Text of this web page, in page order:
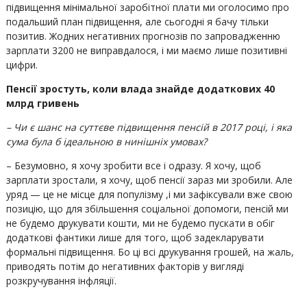
підвищення мінімальної заробітної плати ми оголосимо про
подальший план підвищення, але сьогодні я бачу тільки
позитив. Жодних негативних прогнозів по запровадженню
зарплати 3200 не виправдалося, і ми маємо лише позитивні
цифри.
Пенсії зростуть, коли влада знайде додаткових 40
млрд гривень
– Чи є шанс на суттєве підвищення пенсій в 2017 році, і яка
сума була б ідеальною в нинішніх умовах?
– Безумовно, я хочу зробити все і одразу. Я хочу, щоб
зарплати зростали, я хочу, щоб пенсії зараз ми зробили. Але
уряд — це не місце для популізму ,і ми зафіксували вже свою
позицію, що для збільшення соціальної допомоги, пенсій ми
не будемо друкувати кошти, ми не будемо пускати в обіг
додаткові фантики лише для того, щоб задекларувати
формальні підвищення. Бо ці всі друкування грошей, на жаль,
приводять потім до негативних факторів у вигляді
розкручування інфляції.